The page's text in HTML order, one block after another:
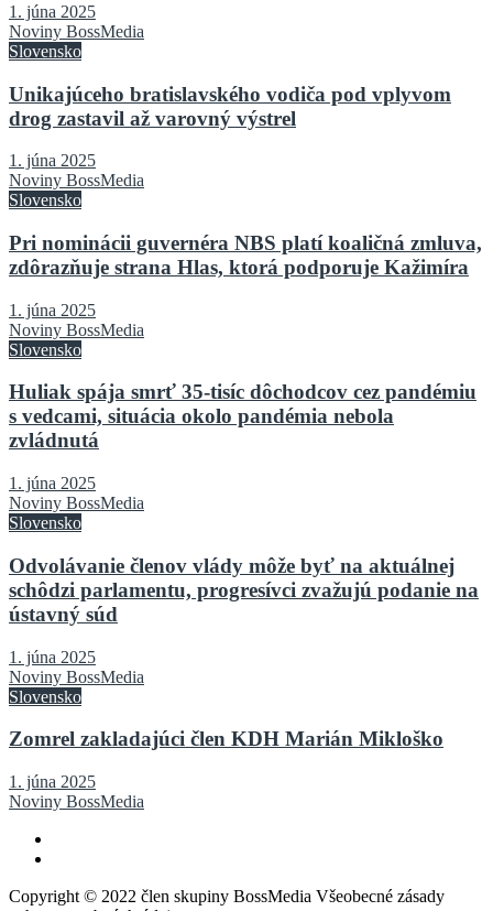
1. júna 2025
Noviny BossMedia
Slovensko
Unikajúceho bratislavského vodiča pod vplyvom
drog zastavil až varovný výstrel
1. júna 2025
Noviny BossMedia
Slovensko
Pri nominácii guvernéra NBS platí koaličná zmluva,
zdôrazňuje strana Hlas, ktorá podporuje Kažimíra
1. júna 2025
Noviny BossMedia
Slovensko
Huliak spája smrť 35-tisíc dôchodcov cez pandémiu
s vedcami, situácia okolo pandémia nebola
zvládnutá
1. júna 2025
Noviny BossMedia
Slovensko
Odvolávanie členov vlády môže byť na aktuálnej
schôdzi parlamentu, progresívci zvažujú podanie na
ústavný súd
1. júna 2025
Noviny BossMedia
Slovensko
Zomrel zakladajúci člen KDH Marián Mikloško
1. júna 2025
Noviny BossMedia
Copyright © 2022 člen skupiny BossMedia Všeobecné zásady